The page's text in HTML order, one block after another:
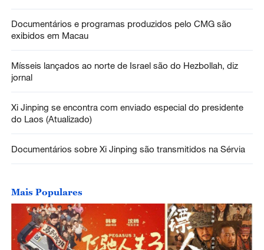
Documentários e programas produzidos pelo CMG são
exibidos em Macau
Mísseis lançados ao norte de Israel são do Hezbollah, diz
jornal
Xi Jinping se encontra com enviado especial do presidente
do Laos (Atualizado)
Documentários sobre Xi Jinping são transmitidos na Sérvia
Mais Populares